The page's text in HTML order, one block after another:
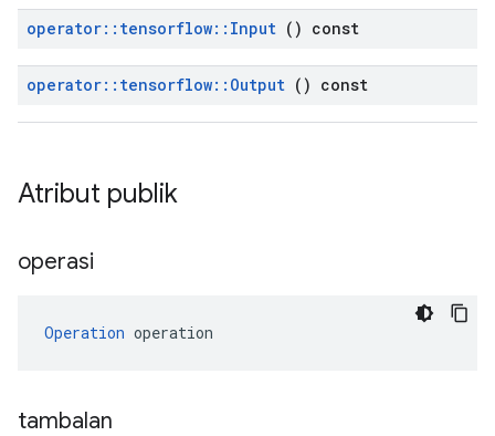
operator:: tensorflow:: Input () const
operator:: tensorflow:: Output () const
Atribut publik
operasi
Operation operation
tambalan